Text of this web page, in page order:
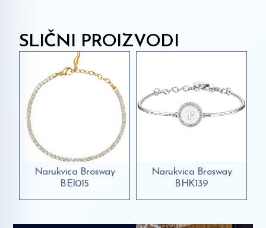
SLIČNI PROIZVODI
Narukvica Brosway
BEI015
Narukvica Brosway
BHK139